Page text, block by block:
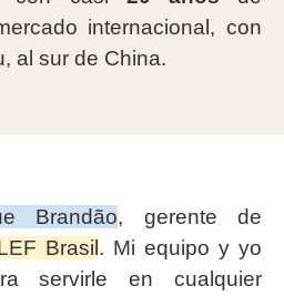
internacional, con
al sur de China.
Brandão, gerente de
Brasil . Mi equipo y yo
servirle en cualquier